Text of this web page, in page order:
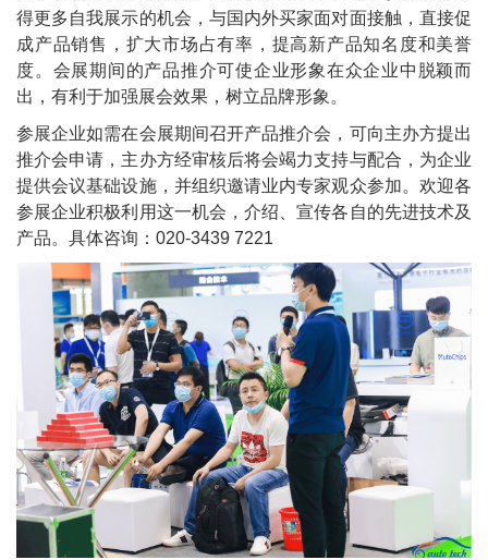
得更多自我展示的机会，与国内外买家面对面接触，直接促
成产品销售，扩大市场占有率，提高新产品知名度和美誉
度。会展期间的产品推介可使企业形象在众企业中脱颖而
出，有利于加强展会效果，树立品牌形象。
参展企业如需在会展期间召开产品推介会，可向主办方提出
推介会申请，主办方经审核后将会竭力支持与配合，为企业
提供会议基础设施，并组织邀请业内专家观众参加。欢迎各
参展企业积极利用这一机会，介绍、宣传各自的先进技术及
产品。具体咨询：020-3439 7221